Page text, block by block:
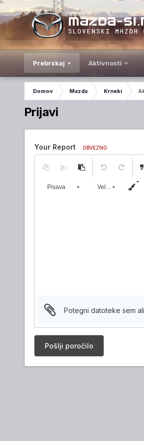
Prebrskaj Aktivnosti
Domov Mazda Krneki
Prijavi
Your Report OBVEZNO
Pisava Velikost
Potegni datoteke sem ali
Pošlji poročilo